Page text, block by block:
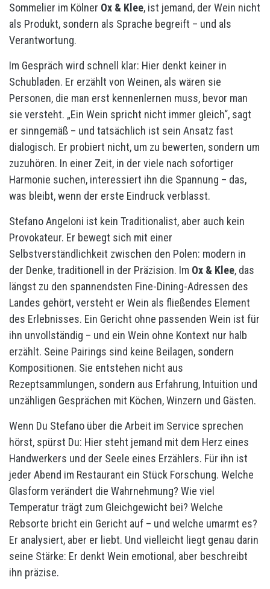
Sommelier im Kölner Ox & Klee, ist jemand, der Wein nicht
als Produkt, sondern als Sprache begreift – und als
Verantwortung.
Im Gespräch wird schnell klar: Hier denkt keiner in
Schubladen. Er erzählt von Weinen, als wären sie
Personen, die man erst kennenlernen muss, bevor man
sie versteht. „Ein Wein spricht nicht immer gleich“, sagt
er sinngemäß – und tatsächlich ist sein Ansatz fast
dialogisch. Er probiert nicht, um zu bewerten, sondern um
zuzuhören. In einer Zeit, in der viele nach sofortiger
Harmonie suchen, interessiert ihn die Spannung – das,
was bleibt, wenn der erste Eindruck verblasst.
Stefano Angeloni ist kein Traditionalist, aber auch kein
Provokateur. Er bewegt sich mit einer
Selbstverständlichkeit zwischen den Polen: modern in
der Denke, traditionell in der Präzision. Im Ox & Klee, das
längst zu den spannendsten Fine-Dining-Adressen des
Landes gehört, versteht er Wein als fließendes Element
des Erlebnisses. Ein Gericht ohne passenden Wein ist für
ihn unvollständig – und ein Wein ohne Kontext nur halb
erzählt. Seine Pairings sind keine Beilagen, sondern
Kompositionen. Sie entstehen nicht aus
Rezeptsammlungen, sondern aus Erfahrung, Intuition und
unzähligen Gesprächen mit Köchen, Winzern und Gästen.
Wenn Du Stefano über die Arbeit im Service sprechen
hörst, spürst Du: Hier steht jemand mit dem Herz eines
Handwerkers und der Seele eines Erzählers. Für ihn ist
jeder Abend im Restaurant ein Stück Forschung. Welche
Glasform verändert die Wahrnehmung? Wie viel
Temperatur trägt zum Gleichgewicht bei? Welche
Rebsorte bricht ein Gericht auf – und welche umarmt es?
Er analysiert, aber er liebt. Und vielleicht liegt genau darin
seine Stärke: Er denkt Wein emotional, aber beschreibt
ihn präzise.